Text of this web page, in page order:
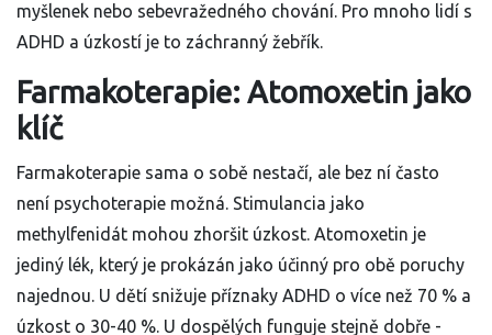
myšlenek nebo sebevražedného chování. Pro mnoho lidí s
ADHD a úzkostí je to záchranný žebřík.
Farmakoterapie: Atomoxetin jako
klíč
Farmakoterapie sama o sobě nestačí, ale bez ní často
není psychoterapie možná. Stimulancia jako
methylfenidát mohou zhoršit úzkost. Atomoxetin je
jediný lék, který je prokázán jako účinný pro obě poruchy
najednou. U dětí snižuje příznaky ADHD o více než 70 % a
úzkost o 30-40 %. U dospělých funguje stejně dobře -